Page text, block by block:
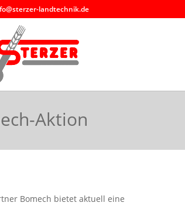
landtechnik.de
Aktion
Bomech bietet aktuell eine